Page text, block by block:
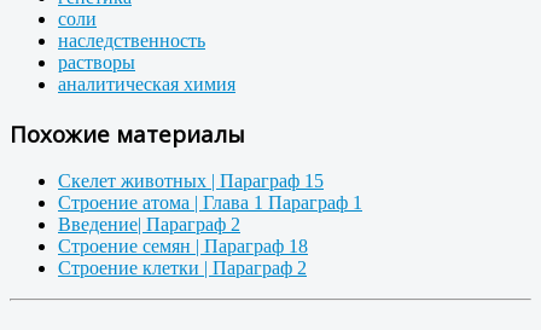
соли
наследственность
растворы
аналитическая химия
Похожие материалы
Скелет животных | Параграф 15
Строение атома | Глава 1 Параграф 1
Введение| Параграф 2
Строение семян | Параграф 18
Строение клетки | Параграф 2